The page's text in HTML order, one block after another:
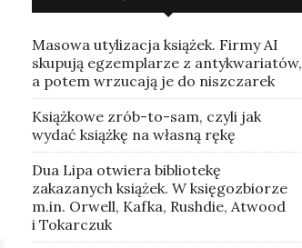
Masowa utylizacja książek. Firmy AI
skupują egzemplarze z antykwariatów,
a potem wrzucają je do niszczarek
Książkowe zrób-to-sam, czyli jak
wydać książkę na własną rękę
Dua Lipa otwiera bibliotekę
zakazanych książek. W księgozbiorze
m.in. Orwell, Kafka, Rushdie, Atwood
i Tokarczuk